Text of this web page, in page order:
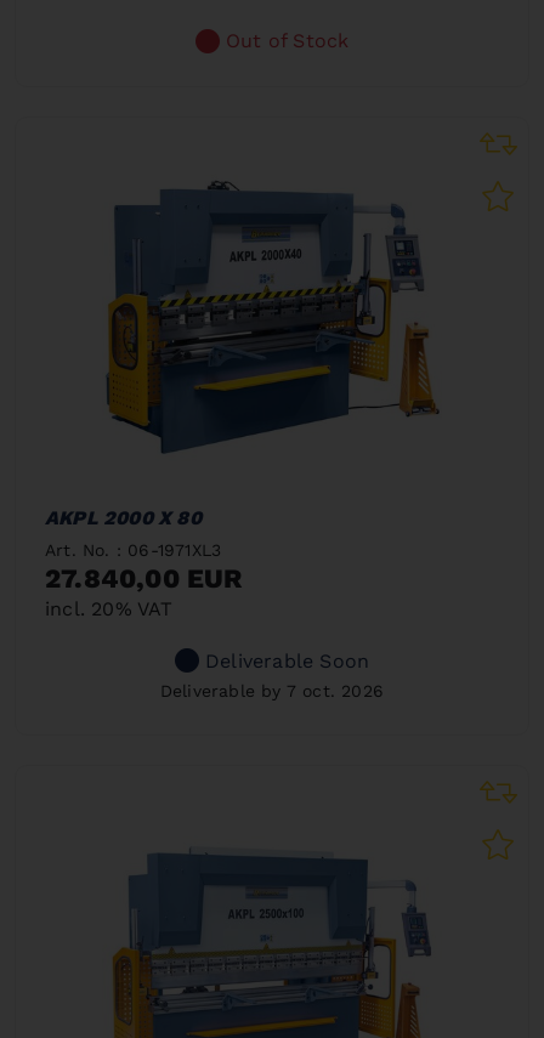
Out of Stock
AKPL 2000 X 80
Art. No. : 06-1971XL3
27.840,00 EUR
incl. 20% VAT
Deliverable Soon
Deliverable by 7 oct. 2026